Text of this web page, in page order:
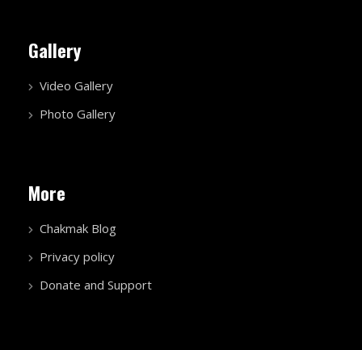
Gallery
Video Gallery
Photo Gallery
More
Chakmak Blog
Privacy policy
Donate and Support